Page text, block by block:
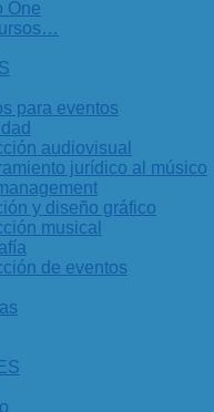
One
para eventos
audiovisual
jurídico al músico
y diseño gráfico
musical
de eventos